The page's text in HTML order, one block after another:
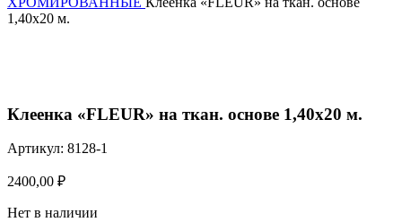
1,40х20 м.
Клеенка «FLEUR» на ткан. основе 1,40х20 м.
Артикул: 8128-1
2400,00 ₽
Нет в наличии